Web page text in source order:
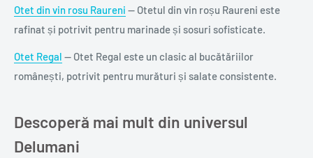
Otet din vin rosu Raureni — Otetul din vin roșu Raureni este
rafinat și potrivit pentru marinade și sosuri sofisticate.
Otet Regal — Otet Regal este un clasic al bucătăriilor
românești, potrivit pentru murături și salate consistente.
Descoperă mai mult din universul
Delumani